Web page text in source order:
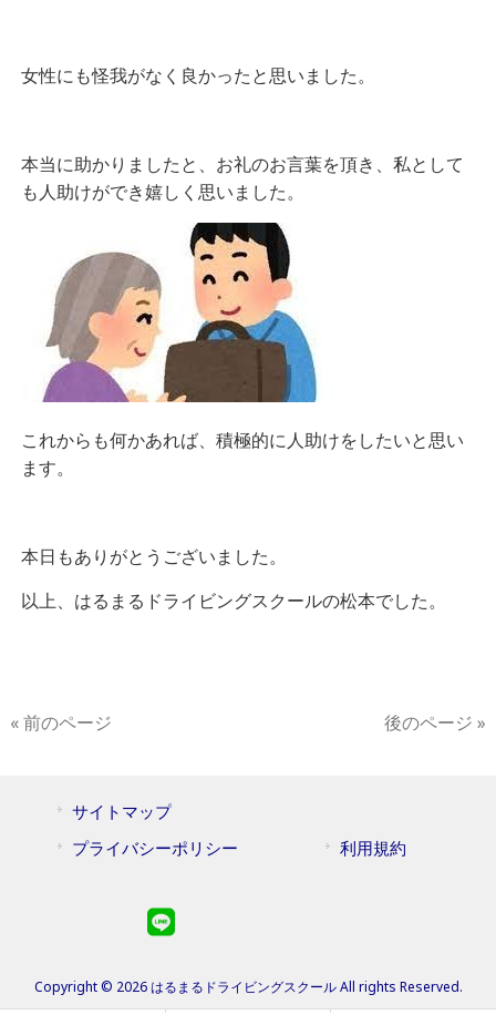
女性にも怪我がなく良かったと思いました。
本当に助かりましたと、お礼のお言葉を頂き、私として
も人助けができ嬉しく思いました。
これからも何かあれば、積極的に人助けをしたいと思い
ます。
本日もありがとうございました。
以上、はるまるドライビングスクールの松本でした。
« 前のページ 後のページ »
サイトマップ
プライバシーポリシー
利用規約
Copyright © 2026 はるまるドライビングスクール All rights Reserved.